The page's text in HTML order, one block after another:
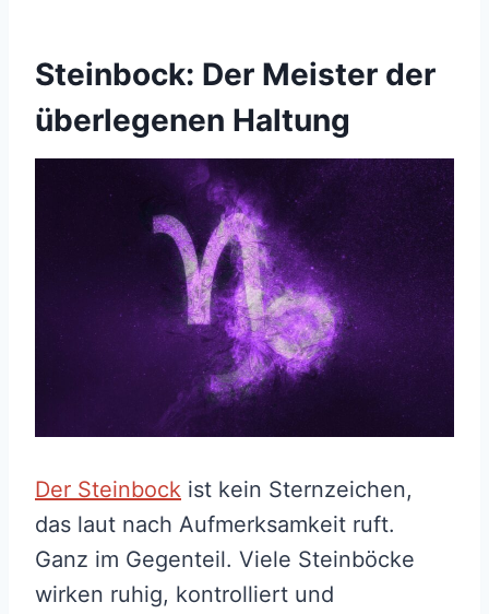
Steinbock: Der Meister der
überlegenen Haltung
Der Steinbock ist kein Sternzeichen,
das laut nach Aufmerksamkeit ruft.
Ganz im Gegenteil. Viele Steinböcke
wirken ruhig, kontrolliert und